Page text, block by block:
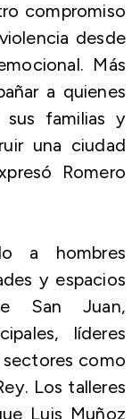
compromiso
desde
Más
a quienes
sus familias y
una ciudad
Romero
a hombres
y espacios
San Juan,
líderes
como
Los talleres
Luis Muñoz